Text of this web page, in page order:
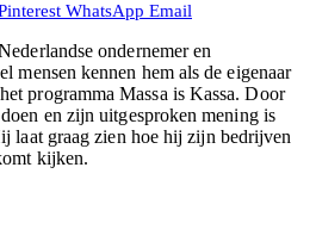
WhatsApp Email
ondernemer en
mensen kennen hem als de eigenaar
programma Massa is Kassa. Door
en zijn uitgesproken mening is
laat graag zien hoe hij zijn bedrijven
kijken.